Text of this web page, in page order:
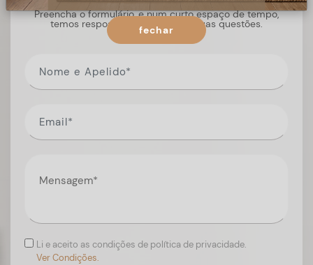
Preencha o formulário, e num curto espaço de tempo,
temos respostas para todas as suas questões.
Li e aceito as condições de política de privacidade.
Ver Condições.
fechar